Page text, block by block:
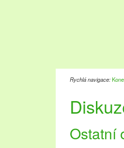
Rychlá navigace:
Ostatní